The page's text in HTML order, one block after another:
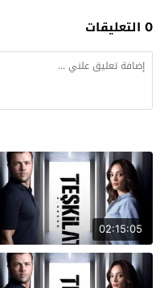
0 التعليقات
02:15:05